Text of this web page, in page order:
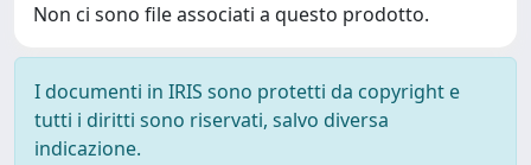
Non ci sono file associati a questo prodotto.
I documenti in IRIS sono protetti da copyright e
tutti i diritti sono riservati, salvo diversa
indicazione.